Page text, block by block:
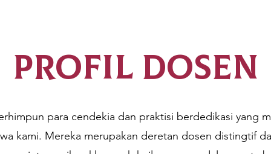
profil dosen
para cendekia dan praktisi berdedikasi yang
kami. Mereka merupakan deretan dosen distingtif